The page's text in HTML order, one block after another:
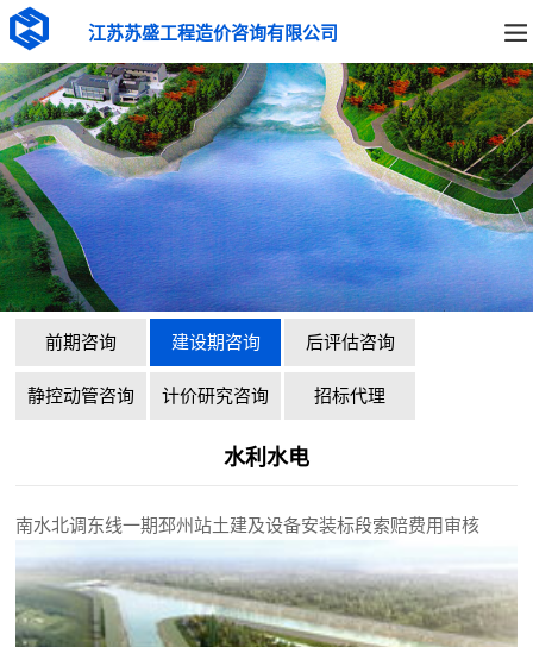
江苏苏盛工程造价咨询有限公司
前期咨询 建设期咨询 后评估咨询
静控动管咨询 计价研究咨询 招标代理
水利水电
南水北调东线一期邳州站土建及设备安装标段索赔费用审核